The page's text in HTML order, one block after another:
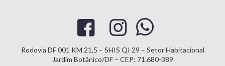
Rodovia DF 001 KM 21,5 – SHIS QI 29 – Setor Habitacional
Jardim Botânico/DF – CEP: 71.680-389